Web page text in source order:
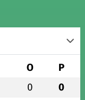
O P
0 0